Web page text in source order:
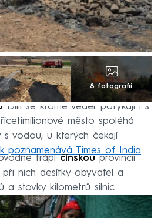
8 fotografií
Dillí se kromě veder potýkají i s
město spoléhá
s vodou, u kterých čekají
poznamenává Times of India.
trápí čínskou provincii
při nich desítky obyvatel a
a stovky kilometrů silnic.